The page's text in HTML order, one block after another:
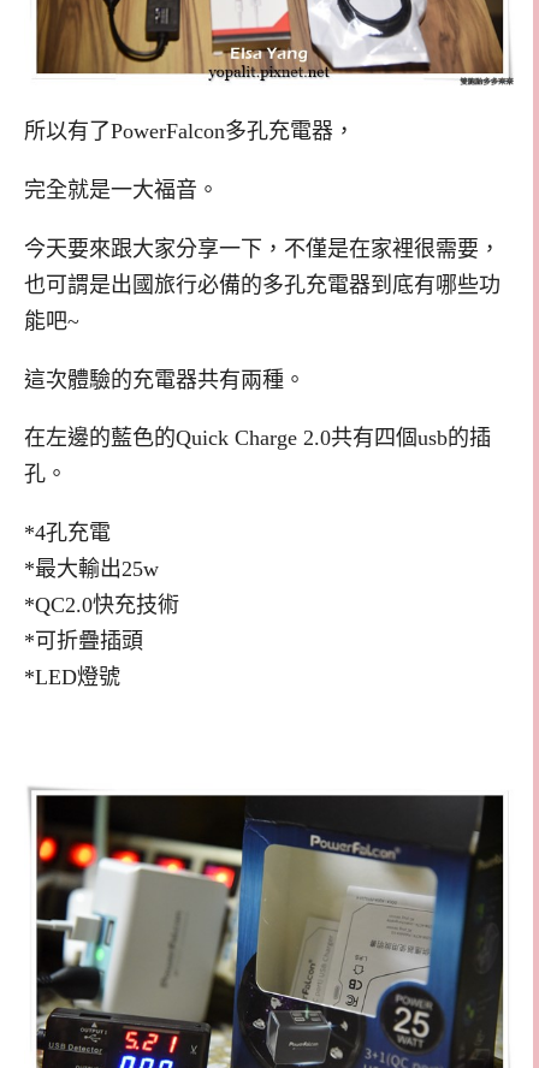
所以有了PowerFalcon多孔充電器，
完全就是一大福音。
今天要來跟大家分享一下，不僅是在家裡很需要，
也可謂是出國旅行必備的多孔充電器到底有哪些功
能吧~
這次體驗的充電器共有兩種。
在左邊的藍色的Quick Charge 2.0共有四個usb的插
孔。
*4孔充電
*最大輸出25w
*QC2.0快充技術
*可折疊插頭
*LED燈號